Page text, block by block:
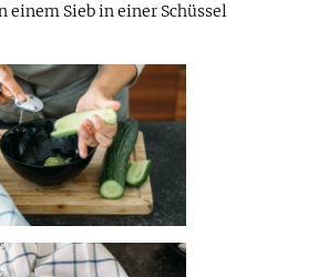
einem Sieb in einer Schüssel